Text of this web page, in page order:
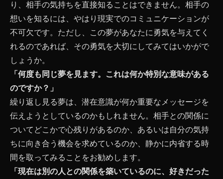
り、相手の気持ちを直接知ることはできません。相手の
想いを知るには、やはり現実でのコミュニケーションが
不可欠です。ただし、この夢があなたに勇気を与えてく
れるのであれば、その勇気を大切にしてみてはいかがで
しょうか。
「何度も同じ夢を見ます。これは何か特別な意味がある
のですか？」
繰り返し見る夢は、潜在意識が何か重要なメッセージを
伝えようとしているのかもしれません。相手との関係に
ついてどこかで心残りがあるのか、あるいは自分の気持
ちに向き合う機会を求めているのか、静かに内省する時
間を取ってみることをお勧めします。
「現在は別の人との関係を築いているのに、好きだった